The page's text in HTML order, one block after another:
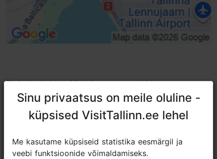
TripAdvisori® hinnangud ja
arvustused
tripadvisor rating 4.4 of 5 põhineb 11 hinnangul
3 meters is the limit
Sinu privaatsus on meile oluline -
küpsised VisitTallinn.ee lehel
Me kasutame küpsiseid statistika eesmärgil ja
veebi funktsioonide võimaldamiseks.
Sinu privaatsus on meile oluline -
küpsised VisitTallinn.ee lehel
Me kasutame küpsiseid statistika eesmärgil ja
veebi funktsioonide võimaldamiseks.